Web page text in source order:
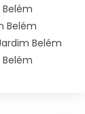
Belém
Belém